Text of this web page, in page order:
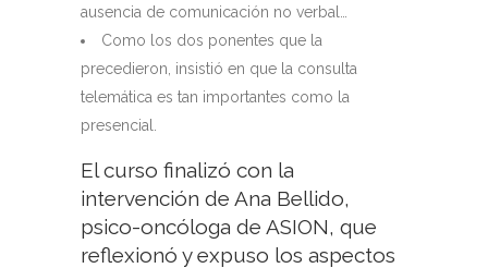
ausencia de comunicación no verbal…
Como los dos ponentes que la
precedieron, insistió en que la consulta
telemática es tan importantes como la
presencial.
El curso finalizó con la
intervención de Ana Bellido,
psico-oncóloga de ASION, que
reflexionó y expuso los aspectos